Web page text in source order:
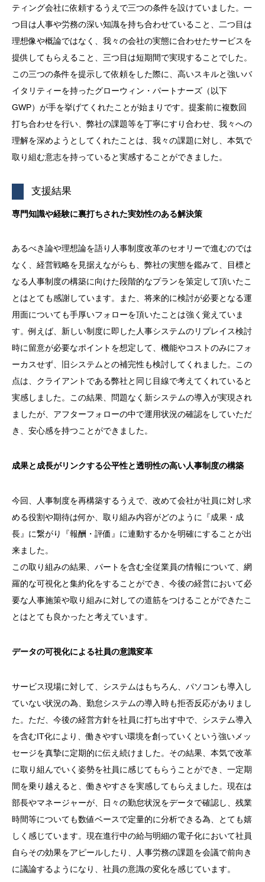
ティング会社に依頼するうえで三つの条件を設けていました。一
つ目は人事や労務の深い知識を持ち合わせていること、二つ目は
理想像や概論ではなく、我々の会社の実態に合わせたサービスを
提供してもらえること、三つ目は短期間で実現することでした。
この三つの条件を提示して依頼をした際に、高いスキルと強いバ
イタリティーを持ったグローウィン・パートナーズ（以下
GWP）が手を挙げてくれたことが始まりです。提案前に複数回
打ち合わせを行い、弊社の課題等を丁寧にすり合わせ、我々への
理解を深めようとしてくれたことは、我々の課題に対し、本気で
取り組む意志を持っていると実感することができました。
支援結果
専門知識や経験に裏打ちされた実効性のある解決策
あるべき論や理想論を語り人事制度改革のセオリーで進むのでは
なく、経営戦略を見据えながらも、弊社の実態を鑑みて、目標と
なる人事制度の構築に向けた段階的なプランを策定して頂いたこ
とはとても感謝しています。また、将来的に検討が必要となる運
用面についても手厚いフォローを頂いたことは強く覚えていま
す。例えば、新しい制度に即した人事システムのリプレイス検討
時に留意が必要なポイントを想定して、機能やコストのみにフォ
ーカスせず、旧システムとの補完性も検討してくれました。この
点は、クライアントである弊社と同じ目線で考えてくれていると
実感しました。この結果、問題なく新システムの導入が実現され
ましたが、アフターフォローの中で運用状況の確認をしていただ
き、安心感を持つことができました。
成果と成長がリンクする公平性と透明性の高い人事制度の構築
今回、人事制度を再構築するうえで、改めて会社が社員に対し求
める役割や期待は何か、取り組み内容がどのように『成果・成
長』に繋がり『報酬・評価』に連動するかを明確にすることが出
来ました。
この取り組みの結果、パートを含む全従業員の情報について、網
羅的な可視化と集約化をすることができ、今後の経営において必
要な人事施策や取り組みに対しての道筋をつけることができたこ
とはとても良かったと考えています。
データの可視化による社員の意識変革
サービス現場に対して、システムはもちろん、パソコンも導入し
ていない状況の為、勤怠システムの導入時も拒否反応がありまし
た。ただ、今後の経営方針を社員に打ち出す中で、システム導入
を含むIT化により、働きやすい環境を創っていくという強いメッ
セージを真摯に定期的に伝え続けました。その結果、本気で改革
に取り組んでいく姿勢を社員に感じてもらうことができ、一定期
間を乗り越えると、働きやすさを実感してもらえました。現在は
部長やマネージャーが、日々の勤怠状況をデータで確認し、残業
時間等についても数値ベースで定量的に分析できる為、とても嬉
しく感じています。現在進行中の給与明細の電子化において社員
自らその効果をアピールしたり、人事労務の課題を会議で前向き
に議論するようになり、社員の意識の変化を感じています。